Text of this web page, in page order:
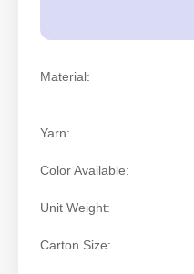
Material:
Yarn:
Color Available:
Unit Weight:
Carton Size: